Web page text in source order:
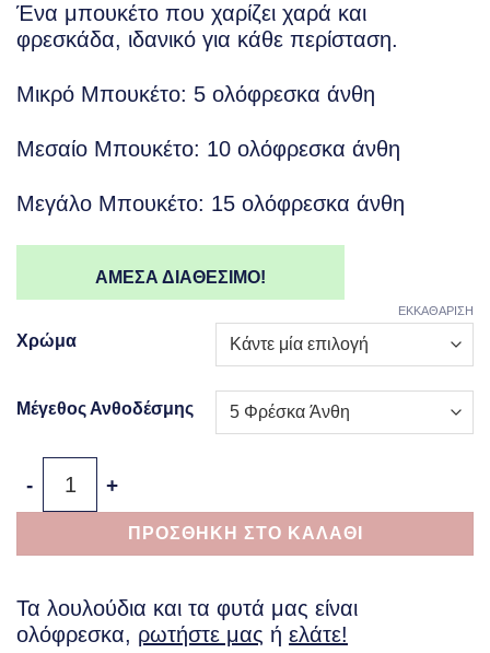
Ένα μπουκέτο που χαρίζει χαρά και
φρεσκάδα, ιδανικό για κάθε περίσταση.
Μικρό Μπουκέτο: 5 ολόφρεσκα άνθη
Μεσαίο Μπουκέτο: 10 ολόφρεσκα άνθη
Μεγάλο Μπουκέτο: 15 ολόφρεσκα άνθη
ΑΜΕΣΑ ΔΙΑΘΕΣΙΜΟ!
Χρώμα
Μέγεθος Ανθοδέσμης
ΕΚΚΑΘΑΡΙΣΗ
ΠΡΟΣΘΗΚΗ ΣΤΟ ΚΑΛΑΘΙ
Τα λουλούδια και τα φυτά μας είναι
ολόφρεσκα, ρωτήστε μας ή ελάτε!